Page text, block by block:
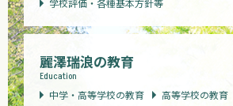
学校評価・各種基本方針等
麗澤瑞浪の教育
Education
中学・高等学校の教育
高等学校の教育